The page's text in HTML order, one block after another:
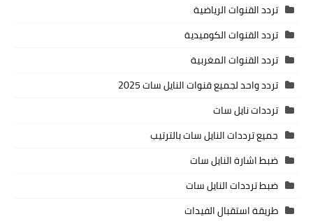
تردد القنوات الرياضية
تردد القنوات الكوميدية
تردد القنوات المغربية
تردد واحد لجميع قنوات النايل سات 2025
ترددات نايل سات
جميع ترددات النايل سات بالترتيب
ضبط اشارة النايل سات
ضبط ترددات النايل سات
طريقة استقبال الفيدات